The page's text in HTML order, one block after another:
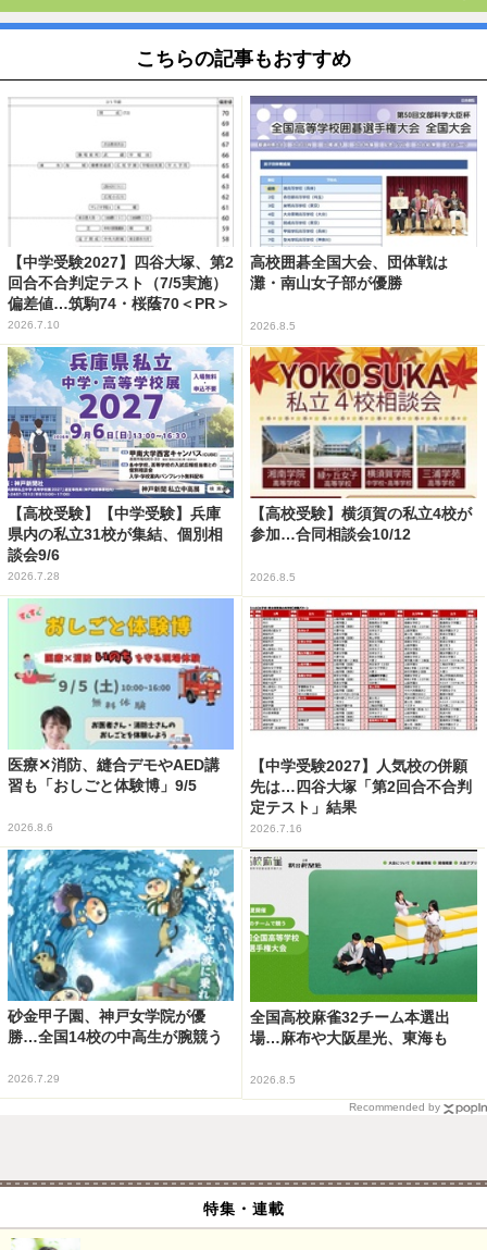
こちらの記事もおすすめ
【中学受験2027】四谷大塚、第2
回合不合判定テスト（7/5実施）
偏差値…筑駒74・桜蔭70＜PR＞
2026.7.10
高校囲碁全国大会、団体戦は
灘・南山女子部が優勝
2026.8.5
【高校受験】【中学受験】兵庫
県内の私立31校が集結、個別相
談会9/6
2026.7.28
【高校受験】横須賀の私立4校が
参加…合同相談会10/12
2026.8.5
医療✕消防、縫合デモやAED講
習も「おしごと体験博」9/5
2026.8.6
【中学受験2027】人気校の併願
先は…四谷大塚「第2回合不合判
定テスト」結果
2026.7.16
砂金甲子園、神戸女学院が優
勝…全国14校の中高生が腕競う
2026.7.29
全国高校麻雀32チーム本選出
場…麻布や大阪星光、東海も
2026.8.5
Recommended by
特集・連載